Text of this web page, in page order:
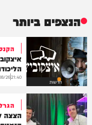
הנצפים ביותר
חדשות
21:40
26